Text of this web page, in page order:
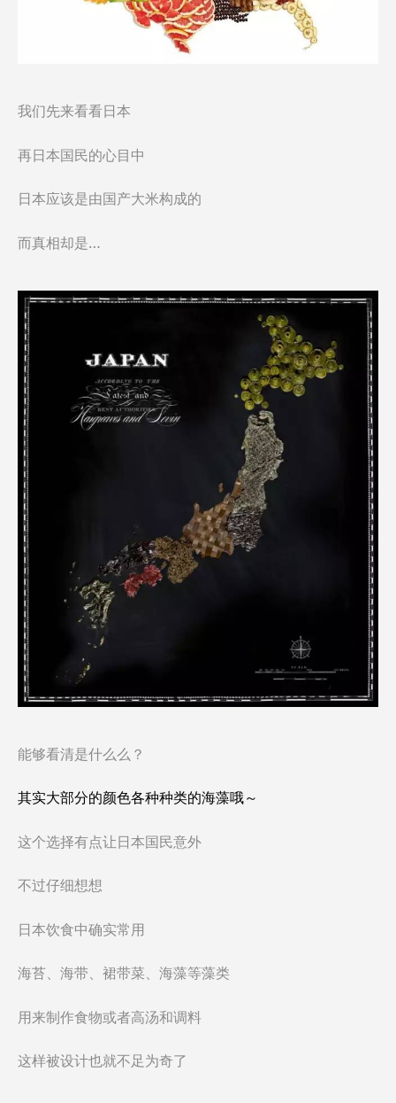
我们先来看看日本
再日本国民的心目中
日本应该是由国产大米构成的
而真相却是…
能够看清是什么么？
其实大部分的颜色各种种类的海藻哦～
这个选择有点让日本国民意外
不过仔细想想
日本饮食中确实常用
海苔、海带、裙带菜、海藻等藻类
用来制作食物或者高汤和调料
这样被设计也就不足为奇了